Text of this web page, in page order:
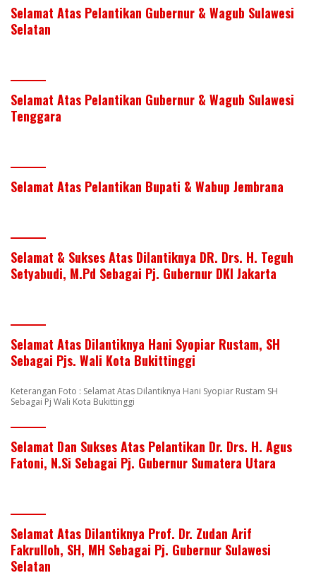
Selamat Atas Pelantikan Gubernur & Wagub Sulawesi
Selatan
Selamat Atas Pelantikan Gubernur & Wagub Sulawesi
Tenggara
Selamat Atas Pelantikan Bupati & Wabup Jembrana
Selamat & Sukses Atas Dilantiknya DR. Drs. H. Teguh
Setyabudi, M.Pd Sebagai Pj. Gubernur DKI Jakarta
Selamat Atas Dilantiknya Hani Syopiar Rustam, SH
Sebagai Pjs. Wali Kota Bukittinggi
Keterangan Foto : Selamat Atas Dilantiknya Hani Syopiar Rustam SH
Sebagai Pj Wali Kota Bukittinggi
Selamat Dan Sukses Atas Pelantikan Dr. Drs. H. Agus
Fatoni, N.Si Sebagai Pj. Gubernur Sumatera Utara
Selamat Atas Dilantiknya Prof. Dr. Zudan Arif
Fakrulloh, SH, MH Sebagai Pj. Gubernur Sulawesi
Selatan